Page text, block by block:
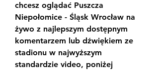
chcesz oglądać Puszcza
Niepołomice - Śląsk Wrocław na
żywo z najlepszym dostępnym
komentarzem lub dźwiękiem ze
stadionu w najwyższym
standardzie video, poniżej